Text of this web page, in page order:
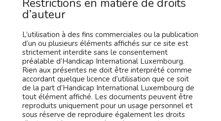
Restrictions en matière de droits
d’auteur
L’utilisation à des fins commerciales ou la publication
d’un ou plusieurs éléments affichés sur ce site est
strictement interdite sans le consentement
préalable d’Handicap International Luxembourg.
Rien aux présentes ne doit être interprété comme
accordant quelque licence d’utilisation que ce soit
de la part d’Handicap International Luxembourg de
tout élément affiché. Les documents peuvent être
reproduits uniquement pour un usage personnel et
sous réserve de reproduire également les droits